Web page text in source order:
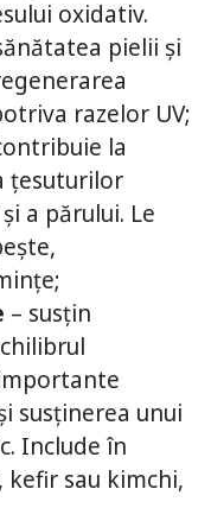
oxidativ.
pielii și
razelor UV;
la
țesuturilor
a părului. Le
– susțin
susținerea unui
Include în
sau kimchi,